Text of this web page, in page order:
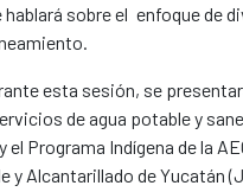
hablará sobre el enfoque de
esta sesión, se
de agua potable y
el Programa Indígena de la
y Alcantarillado de Yucatán